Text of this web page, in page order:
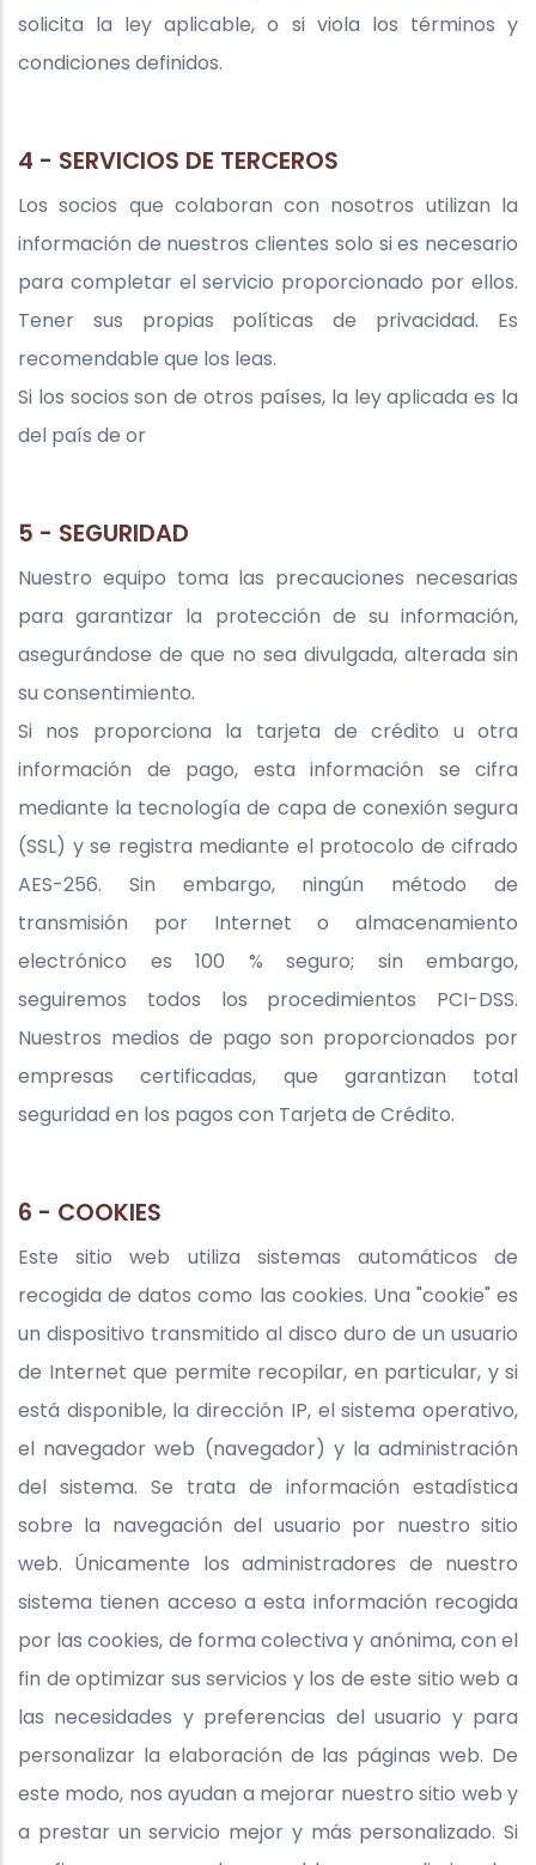
solicita la ley aplicable, o si viola los términos y
condiciones definidos.
4 - SERVICIOS DE TERCEROS
Los socios que colaboran con nosotros utilizan la
información de nuestros clientes solo si es necesario
para completar el servicio proporcionado por ellos.
Tener sus propias políticas de privacidad. Es
recomendable que los leas.
Si los socios son de otros países, la ley aplicada es la
del país de or
5 - SEGURIDAD
Nuestro equipo toma las precauciones necesarias
para garantizar la protección de su información,
asegurándose de que no sea divulgada, alterada sin
su consentimiento.
Si nos proporciona la tarjeta de crédito u otra
información de pago, esta información se cifra
mediante la tecnología de capa de conexión segura
(SSL) y se registra mediante el protocolo de cifrado
AES-256. Sin embargo, ningún método de
transmisión por Internet o almacenamiento
electrónico es 100 % seguro; sin embargo,
seguiremos todos los procedimientos PCI-DSS.
Nuestros medios de pago son proporcionados por
empresas certificadas, que garantizan total
seguridad en los pagos con Tarjeta de Crédito.
6 - COOKIES
Este sitio web utiliza sistemas automáticos de
recogida de datos como las cookies. Una "cookie" es
un dispositivo transmitido al disco duro de un usuario
de Internet que permite recopilar, en particular, y si
está disponible, la dirección IP, el sistema operativo,
el navegador web (navegador) y la administración
del sistema. Se trata de información estadística
sobre la navegación del usuario por nuestro sitio
web. Únicamente los administradores de nuestro
sistema tienen acceso a esta información recogida
por las cookies, de forma colectiva y anónima, con el
fin de optimizar sus servicios y los de este sitio web a
las necesidades y preferencias del usuario y para
personalizar la elaboración de las páginas web. De
este modo, nos ayudan a mejorar nuestro sitio web y
a prestar un servicio mejor y más personalizado. Si